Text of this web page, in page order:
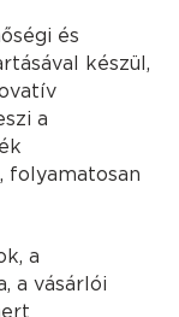
és
készül,
a
folyamatosan
a
a vásárlói